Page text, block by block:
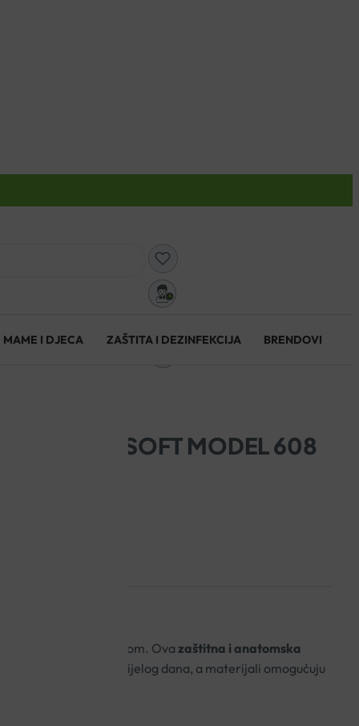
MAME I DJECA ZAŠTITA I DEZINFEKCIJA BRENDOVI
BIO-SOFT MODEL 608
protukliznim potplatom. Ova zaštitna i anatomska
i udobnost tijekom cijelog dana, a materijali omogućuju